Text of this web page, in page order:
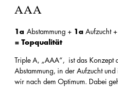
AAA
1aAbstammung + 1a Aufzucht +
= Topqualität
Triple A, „AAA“, ist das Konzept
Abstammung, in der Aufzucht
wir nach dem Optimum. Dabei